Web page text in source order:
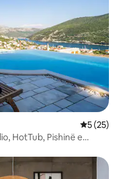
Vlerësimi
5 (25)
HotTub, Pishinë e